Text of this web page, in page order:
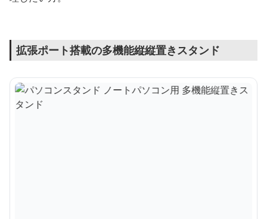
拡張ポート搭載の多機能縦縦置きスタンド